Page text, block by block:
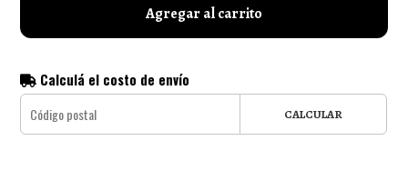
Agregar al carrito
Calculá el costo de envío
CALCULAR